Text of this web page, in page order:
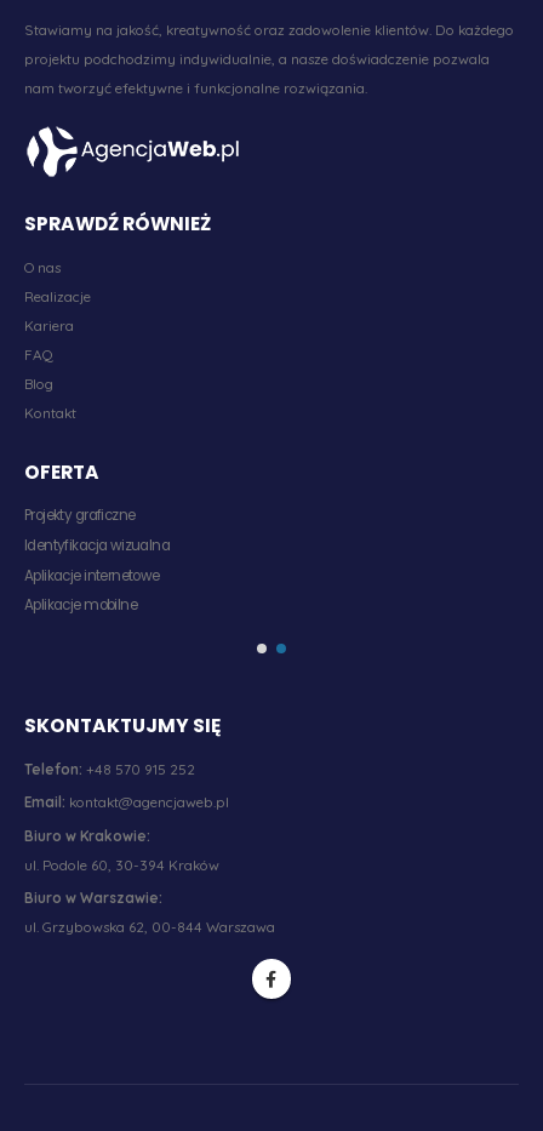
Stawiamy na jakość, kreatywność oraz zadowolenie klientów. Do każdego
projektu podchodzimy indywidualnie, a nasze doświadczenie pozwala
nam tworzyć efektywne i funkcjonalne rozwiązania.
SPRAWDŹ RÓWNIEŻ
O nas
Realizacje
Kariera
FAQ
Blog
Kontakt
OFERTA
Projekty graficzne
Identyfikacja wizualna
Aplikacje internetowe
Aplikacje mobilne
SKONTAKTUJMY SIĘ
Telefon: +48 570 915 252
Email: kontakt@agencjaweb.pl
Biuro w Krakowie:
ul. Podole 60, 30-394 Kraków
Biuro w Warszawie:
ul. Grzybowska 62, 00-844 Warszawa